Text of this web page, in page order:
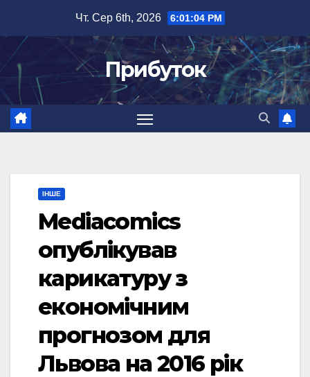
вмісту
Чт. Сер 6th, 2026 6:01:05 PM
Прибуток
ІНШЕ
Mediacomics
опублікував
карикатуру з
економічним
прогнозом для
Львова на 2016 рік